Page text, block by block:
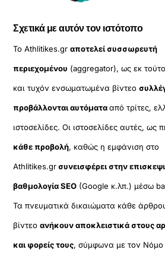
Σχετικά με αυτόν τον ιστότοπο
Το Athlitikes.grαποτελεί συσσωρευτή
περιεχομένου (aggregator), ως εκ
και τυχόν ενσωματωμένα βίντεο
προβάλλονται αυτόματααπό τρίτες,
ιστοσελίδες. Οι ιστοσελίδες αυτές, ως
κάθε προβολή, καθώς η εμφάνιση στο
Athlitikes.grσυνεισφέρει στην
βαθμολογία SEO (Google κ.λπ.) μέσω
Τα πνευματικά δικαιώματα κάθε
βίντεοανήκουν αποκλειστικά στους
και φορείς τους, σύμφωνα με τον Νόμο